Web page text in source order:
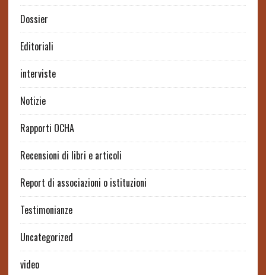
Dossier
Editoriali
interviste
Notizie
Rapporti OCHA
Recensioni di libri e articoli
Report di associazioni o istituzioni
Testimonianze
Uncategorized
video